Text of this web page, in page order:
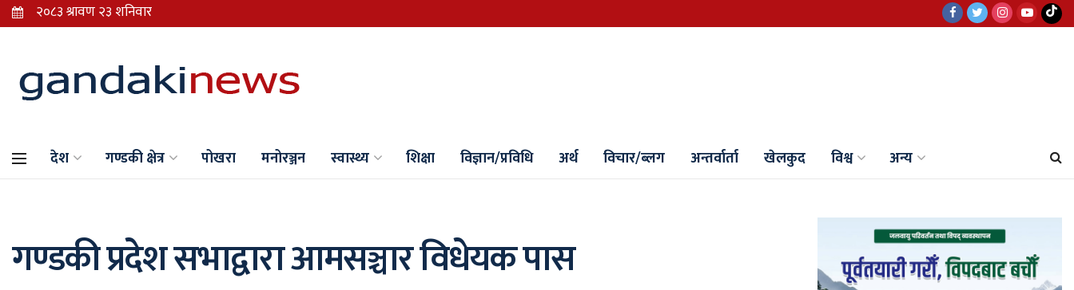
देश गण्डकी क्षेत्र पोखरा मनोरञ्जन स्वास्थ्य शिक्षा विज्ञान/प्रविधि अर्थ विचार/ब्लग अन्तर्वार्ता खेलकुद विश्व अन्य
गण्डकी प्रदेश सभाद्वारा आमसञ्चार विधेयक पास